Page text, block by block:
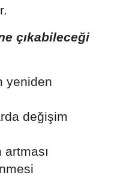
çıkabileceği
yeniden
değişim